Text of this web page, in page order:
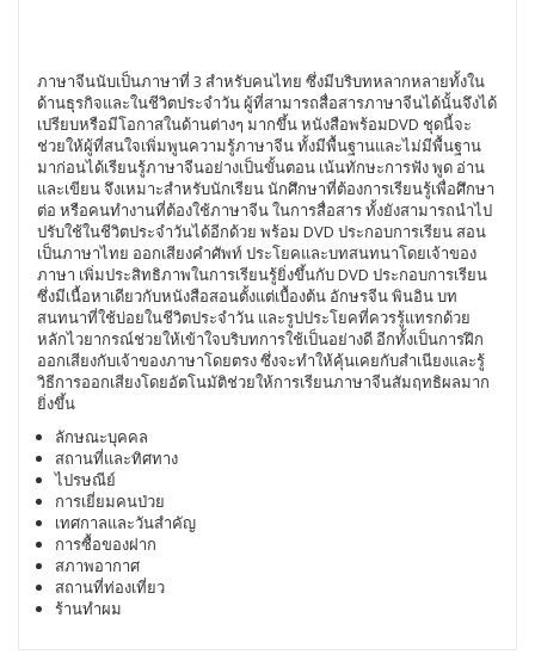
ภาษาจีนนับเป็นภาษาที่ 3 สำหรับคนไทย ซึ่งมีบริบทหลากหลายทั้งใน
ด้านธุรกิจและในชีวิตประจำวัน ผู้ที่สามารถสื่อสารภาษาจีนได้นั้นจึงได้
เปรียบหรือมีโอกาสในด้านต่างๆ มากขึ้น หนังสือพร้อมDVD ชุดนี้จะ
ช่วยให้ผู้ที่สนใจเพิ่มพูนความรู้ภาษาจีน ทั้งมีพื้นฐานและไม่มีพื้นฐาน
มาก่อนได้เรียนรู้ภาษาจีนอย่างเป็นขั้นตอน เน้นทักษะการฟัง พูด อ่าน
และเขียน จึงเหมาะสำหรับนักเรียน นักศึกษาที่ต้องการเรียนรู้เพื่อศึกษา
ต่อ หรือคนทำงานที่ต้องใช้ภาษาจีน ในการสื่อสาร ทั้งยังสามารถนำไป
ปรับใช้ในชีวิตประจำวันได้อีกด้วย พร้อม DVD ประกอบการเรียน สอน
เป็นภาษาไทย ออกเสียงคำศัพท์ ประโยคและบทสนทนาโดยเจ้าของ
ภาษา เพิ่มประสิทธิภาพในการเรียนรู้ยิ่งขึ้นกับ DVD ประกอบการเรียน
ซึ่งมีเนื้อหาเดียวกับหนังสือสอนตั้งแต่เบื้องต้น อักษรจีน พินอิน บท
สนทนาที่ใช้บ่อยในชีวิตประจำวัน และรูปประโยคที่ควรรู้แทรกด้วย
หลักไวยากรณ์ช่วยให้เข้าใจบริบทการใช้เป็นอย่างดี อีกทั้งเป็นการฝึก
ออกเสียงกับเจ้าของภาษาโดยตรง ซึ่งจะทำให้คุ้นเคยกับสำเนียงและรู้
วิธีการออกเสียงโดยอัตโนมัติช่วยให้การเรียนภาษาจีนสัมฤทธิผลมาก
ยิ่งขึ้น
ลักษณะบุคคล
สถานที่และทิศทาง
ไปรษณีย์
การเยี่ยมคนป่วย
เทศกาลและวันสำคัญ
การซื้อของฝาก
สภาพอากาศ
สถานที่ท่องเที่ยว
ร้านทำผม